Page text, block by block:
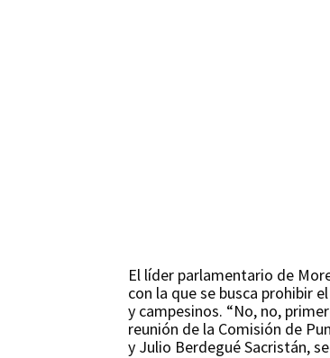
El líder parlamentario de
con la que se busca prohibir
y campesinos. “No, no,
reunión de la Comisión de
y Julio Berdegué Sacristán,